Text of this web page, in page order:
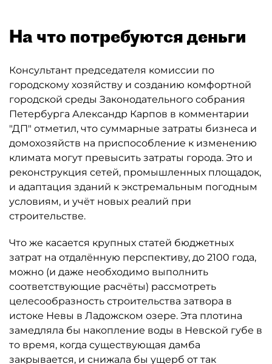
На что потребуются деньги
Консультант председателя комиссии по
городскому хозяйству и созданию комфортной
городской среды Законодательного собрания
Петербурга Александр Карпов в комментарии
"ДП" отметил, что суммарные затраты бизнеса и
домохозяйств на приспособление к изменению
климата могут превысить затраты города. Это и
реконструкция сетей, промышленных площадок,
и адаптация зданий к экстремальным погодным
условиям, и учёт новых реалий при
строительстве.
Что же касается крупных статей бюджетных
затрат на отдалённую перспективу, до 2100 года,
можно (и даже необходимо выполнить
соответствующие расчёты) рассмотреть
целесообразность строительства затвора в
истоке Невы в Ладожском озере. Эта плотина
замедляла бы накопление воды в Невской губе в
то время, когда существующая дамба
закрывается, и снижала бы ущерб от так